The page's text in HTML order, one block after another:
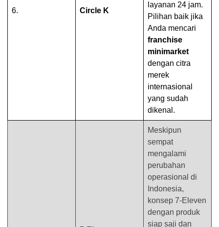
6. Circle K
layanan 24 jam.
Pilihan baik jika
Anda mencari
franchise
minimarket
dengan citra
merek
internasional
yang sudah
dikenal.
Meskipun
sempat
mengalami
perubahan
operasional di
Indonesia,
konsep 7-Eleven
dengan produk
siap saji dan